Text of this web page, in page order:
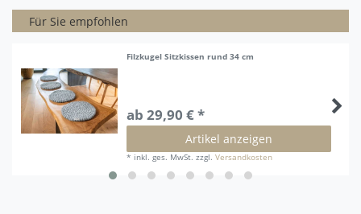
Für Sie empfohlen
Filzkugel Sitzkissen rund 34 cm
ab 29,90 € *
Artikel anzeigen
* inkl. ges. MwSt. zzgl.Versandkosten